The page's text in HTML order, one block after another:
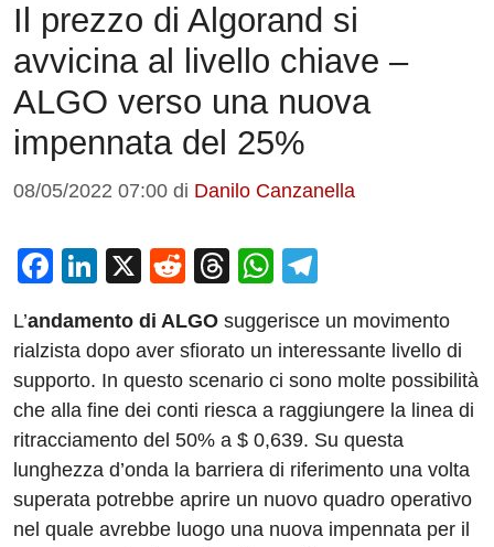
Il prezzo di Algorand si
avvicina al livello chiave –
ALGO verso una nuova
impennata del 25%
08/05/2022 07:00 di Danilo Canzanella
F
c
e
b
o
o
k
Li
k
e
dI
n
X
R
d
di
t
T
e
a
d
s
W
at
s
A
p
p
e
gr
a
m
L’andamento di ALGO suggerisce un movimento
rialzista dopo aver sfiorato un interessante livello di
supporto. In questo scenario ci sono molte possibilità
che alla fine dei conti riesca a raggiungere la linea di
ritracciamento del 50% a $ 0,639. Su questa
lunghezza d’onda la barriera di riferimento una volta
superata potrebbe aprire un nuovo quadro operativo
nel quale avrebbe luogo una nuova impennata per il